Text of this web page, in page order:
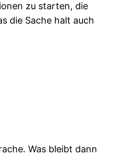
zu starten, die
die Sache halt auch
Was bleibt dann